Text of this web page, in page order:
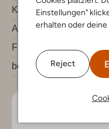
Einstellungen"
erhalten oder deine
Reject
Kundenservice
Account
Fashion News
bei Omoda